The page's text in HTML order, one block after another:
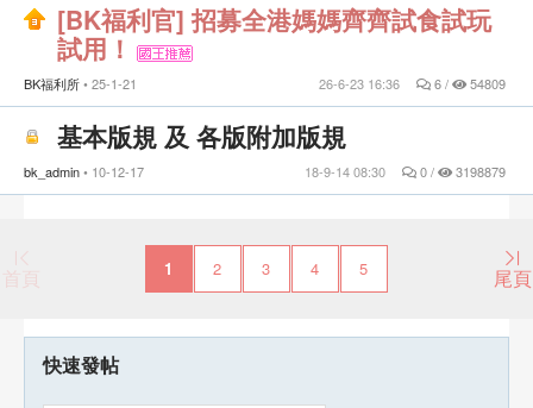
[BK福利官] 招募全港媽媽齊齊試食試玩
試用！
BK福利所 25-1-21 6 / 54809
26-6-23 16:36
基本版規 及 各版附加版規
bk_admin 10-12-17 0 / 3198879
18-9-14 08:30
首頁 1 2 3 4 5 尾頁
快速發帖